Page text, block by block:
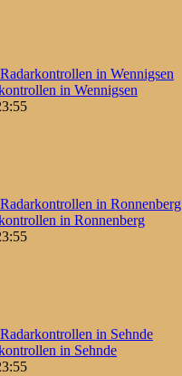
in Wennigsen
in Wennigsen
in Ronnenberg
in Ronnenberg
in Sehnde
in Sehnde